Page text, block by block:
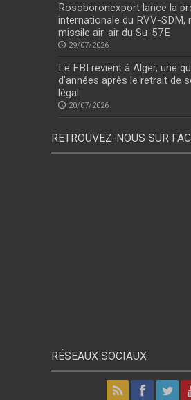
Rosoboronexport lance la
internationale du RVV-SDM,
missile air-air du Su-57E
29/07/2026
Le FBI revient à Alger, une
d’années après le retrait de
légal
20/07/2026
RETROUVEZ-NOUS SUR
RÉSEAUX SOCIAUX